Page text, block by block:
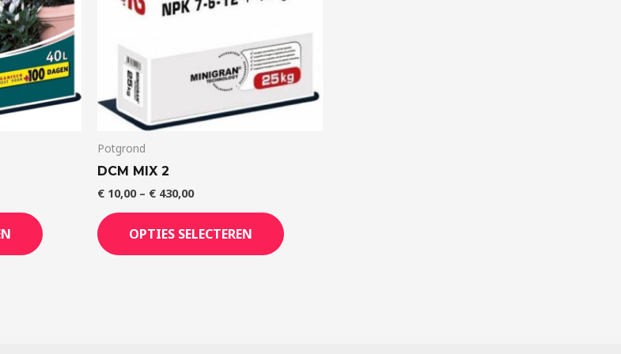
Potgrond
DCM MIX 2
€ 10,00– € 430,00
OPTIES SELECTEREN